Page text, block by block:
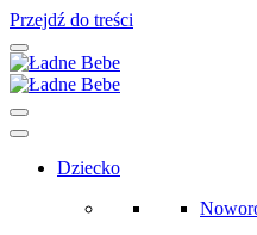
Przejdź do treści
Main
Navigation
Dziecko